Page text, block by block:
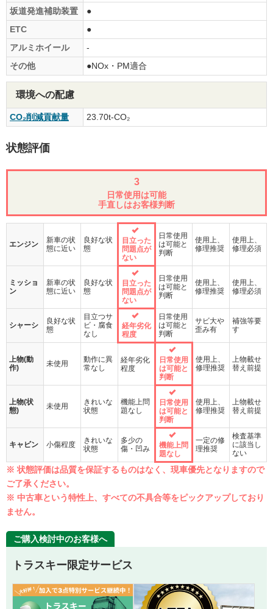
坂道発進補助装置
●
ETC
●
アルミホイール
-
その他
●NOx・PM適合
環境への配慮
CO₂削減貢献量 23.70t-CO₂
状態評価
3
日常使用は可能
手直しはお客様判断
エンジン
新車の状
態に近い
良好な状
態
目立った
問題点が
ない
日常使用
は可能と
判断
使用上、
修理推奨
使用上、
修理必須
ミッショ
ン
新車の状
態に近い
良好な状
態
目立った
問題点が
ない
日常使用
は可能と
判断
使用上、
修理推奨
使用上、
修理必須
シャーシ
良好な状
態
目立つサ
ビ・腐食
なし
経年劣化
程度
日常使用
は可能と
判断
サビ大や
歪み有
補強等要
す
上物(動
作)
未使用
動作に異
常なし
経年劣化
程度
日常使用
は可能と
判断
使用上、
修理推奨
上物載せ
替え前提
上物(状
態)
未使用
きれいな
状態
機能上問
題なし
日常使用
は可能と
判断
使用上、
修理推奨
上物載せ
替え前提
キャビン 小傷程度
きれいな
状態
多少の
傷・凹み
機能上問
題なし
一定の修
理推奨
検査基準
に該当し
ない
※ 状態評価は品質を保証するものはなく、現車優先となりますので
ご了承ください。
※ 中古車という特性上、すべての不具合等をピックアップしており
ません。
ご購入検討中のお客様へ
トラスキー限定サービス